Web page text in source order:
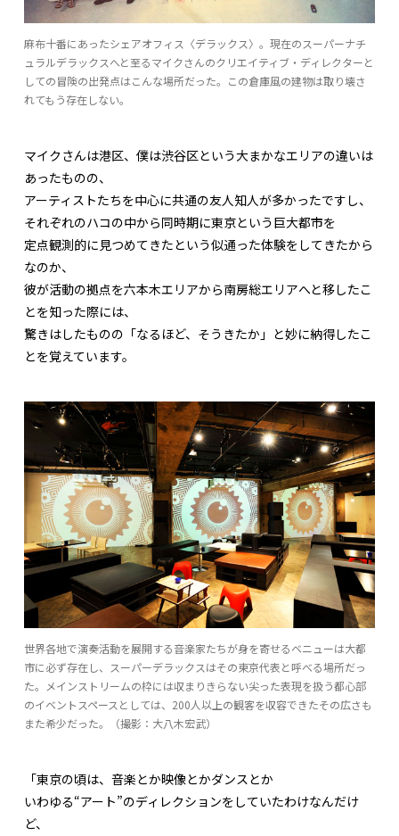
麻布十番にあったシェアオフィス〈デラックス〉。現在のスーパーナチ
ュラルデラックスへと至るマイクさんのクリエイティブ・ディレクターと
しての冒険の出発点はこんな場所だった。この倉庫風の建物は取り壊さ
れてもう存在しない。
マイクさんは港区、僕は渋谷区という大まかなエリアの違いは
あったものの、
アーティストたちを中心に共通の友人知人が多かったですし、
それぞれのハコの中から同時期に東京という巨大都市を
定点観測的に見つめてきたという似通った体験をしてきたから
なのか、
彼が活動の拠点を六本木エリアから南房総エリアへと移したこ
とを知った際には、
驚きはしたものの「なるほど、そうきたか」と妙に納得したこ
とを覚えています。
世界各地で演奏活動を展開する音楽家たちが身を寄せるベニューは大都
市に必ず存在し、スーパーデラックスはその東京代表と呼べる場所だっ
た。メインストリームの枠には収まりきらない尖った表現を扱う都心部
のイベントスペースとしては、200人以上の観客を収容できたその広さも
また希少だった。（撮影：大八木宏武）
「東京の頃は、音楽とか映像とかダンスとか
いわゆる“アート”のディレクションをしていたわけなんだけ
ど、